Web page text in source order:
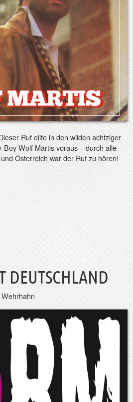
Ruf eilte in den wilden achtziger
Boy Wolf Martis voraus – durch alle
Österreich war der Ruf zu hören!
DEUTSCHLAND